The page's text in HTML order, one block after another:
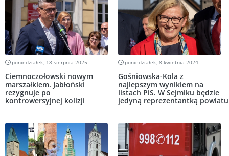
poniedziałek, 18 sierpnia 2025
Ciemnoczołowski nowym
marszałkiem. Jabłoński
rezygnuje po
kontrowersyjnej kolizji
poniedziałek, 8 kwietnia 2024
Gośniowska-Kola z
najlepszym wynikiem na
listach PiS. W Sejmiku będzie
jedyną reprezentantką powiatu